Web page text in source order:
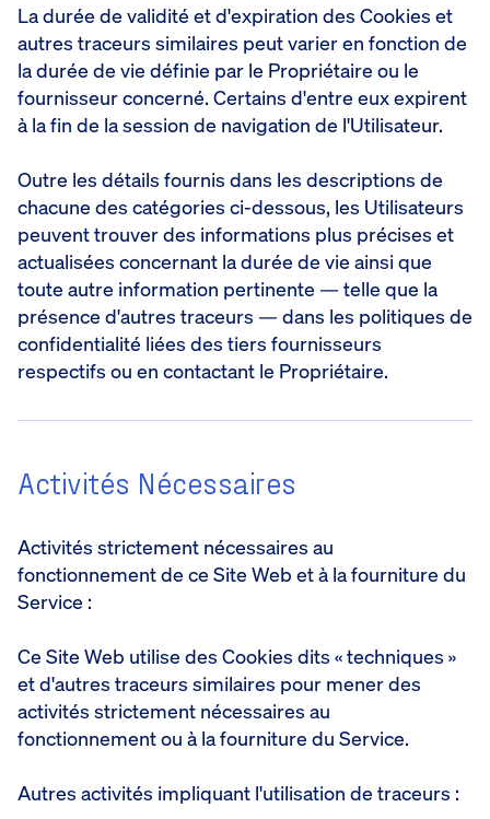
La durée de validité et d'expiration des Cookies et
autres traceurs similaires peut varier en fonction de
la durée de vie définie par le Propriétaire ou le
fournisseur concerné. Certains d'entre eux expirent
à la fin de la session de navigation de l'Utilisateur.
Outre les détails fournis dans les descriptions de
chacune des catégories ci-dessous, les Utilisateurs
peuvent trouver des informations plus précises et
actualisées concernant la durée de vie ainsi que
toute autre information pertinente — telle que la
présence d'autres traceurs — dans les politiques de
confidentialité liées des tiers fournisseurs
respectifs ou en contactant le Propriétaire.
Activités Nécessaires
Activités strictement nécessaires au
fonctionnement de ce Site Web et à la fourniture du
Service :
Ce Site Web utilise des Cookies dits « techniques »
et d'autres traceurs similaires pour mener des
activités strictement nécessaires au
fonctionnement ou à la fourniture du Service.
Autres activités impliquant l'utilisation de traceurs :